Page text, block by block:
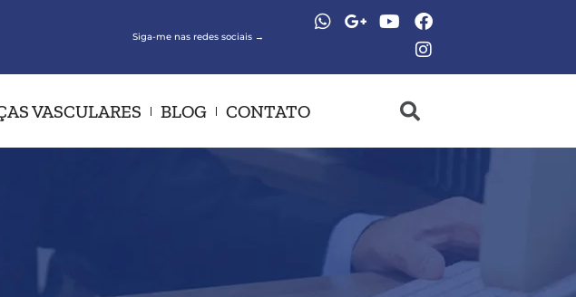
Siga-me nas redes sociais →
VASCULARES BLOG CONTATO